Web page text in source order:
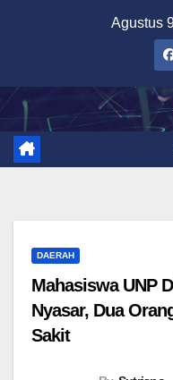
Agustus
DAERAH
Mahasiswa UNP
Nyasar, Dua
Sakit